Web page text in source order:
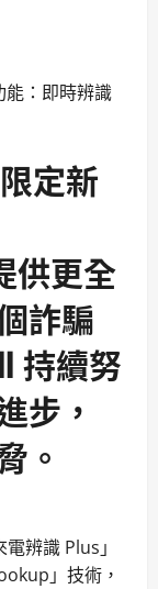
定新
供更全
詐騙
持續努
步，
。
辨識 Plus」
」技術，